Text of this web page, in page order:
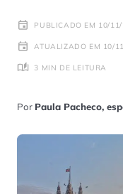
PUBLICADO EM 10/
ATUALIZADO EM 10/
3 MIN DE LEITURA
Por Paula Pacheco,